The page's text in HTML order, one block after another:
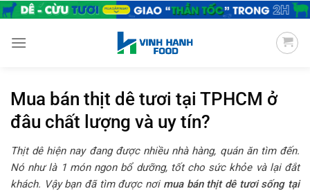
Chuyển
nội
Mua bán thịt dê tươi tại TPHCM ở
đâu chất lượng và uy tín?
Thịt dê hiện nay đang được nhiều nhà hàng, quán ăn tìm đến.
Nó như là 1 món ngon bổ dưỡng, tốt cho sức khỏe và lại đắt
khách. Vậy bạn đã tìm được nơi mua bán thịt dê tươi sống tại